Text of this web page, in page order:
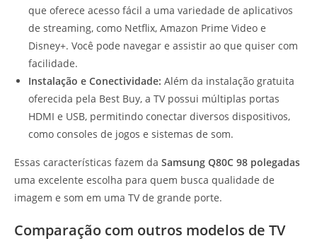
que oferece acesso fácil a uma variedade de aplicativos
de streaming, como Netflix, Amazon Prime Video e
Disney+. Você pode navegar e assistir ao que quiser com
facilidade.
Instalação e Conectividade: Além da instalação gratuita
oferecida pela Best Buy, a TV possui múltiplas portas
HDMI e USB, permitindo conectar diversos dispositivos,
como consoles de jogos e sistemas de som.
Essas características fazem da Samsung Q80C 98 polegadas
uma excelente escolha para quem busca qualidade de
imagem e som em uma TV de grande porte.
Comparação com outros modelos de TV